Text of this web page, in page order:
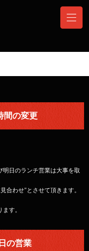
間の変更
明日のランチ営業は大事を取
合わせ"とさせて頂きます。
す。
の営業